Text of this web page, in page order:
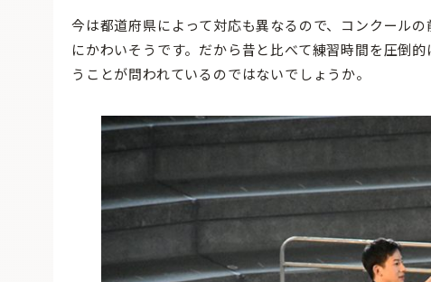
今は都道府県によって対応も異なるので、コンクール
にかわいそうです。だから昔と比べて練習時間を圧倒
うことが問われているのではないでしょうか。